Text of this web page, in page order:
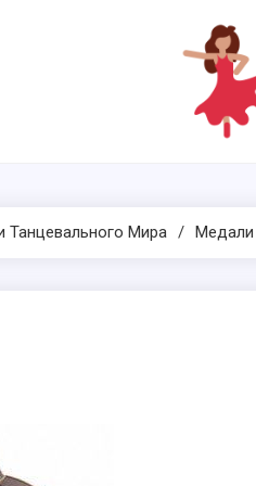
Танцевального Мира